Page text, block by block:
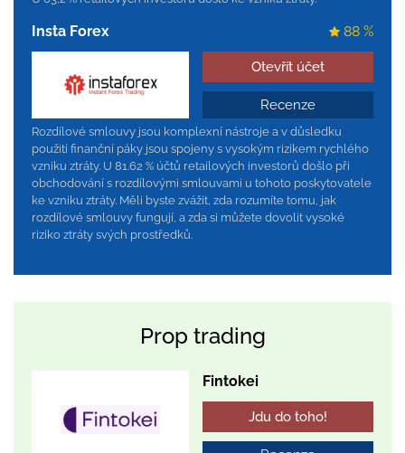
Insta Forex
Otevřít účet
Recenze
88 %
Rozdílové smlouvy jsou komplexní nástroje a v důsledku
použití finanční páky jsou spojeny s vysokým rizikem rychlého
vzniku ztráty. U 81.62 % účtů retailových investorů došlo při
obchodování s rozdílovými smlouvami u tohoto poskytovatele
ke vzniku ztráty. Měli byste zvážit, zda rozumíte tomu, jak
rozdílové smlouvy fungují, a zda si můžete dovolit vysoké
riziko ztráty svých prostředků.
Prop trading
Fintokei
Jdu do toho!